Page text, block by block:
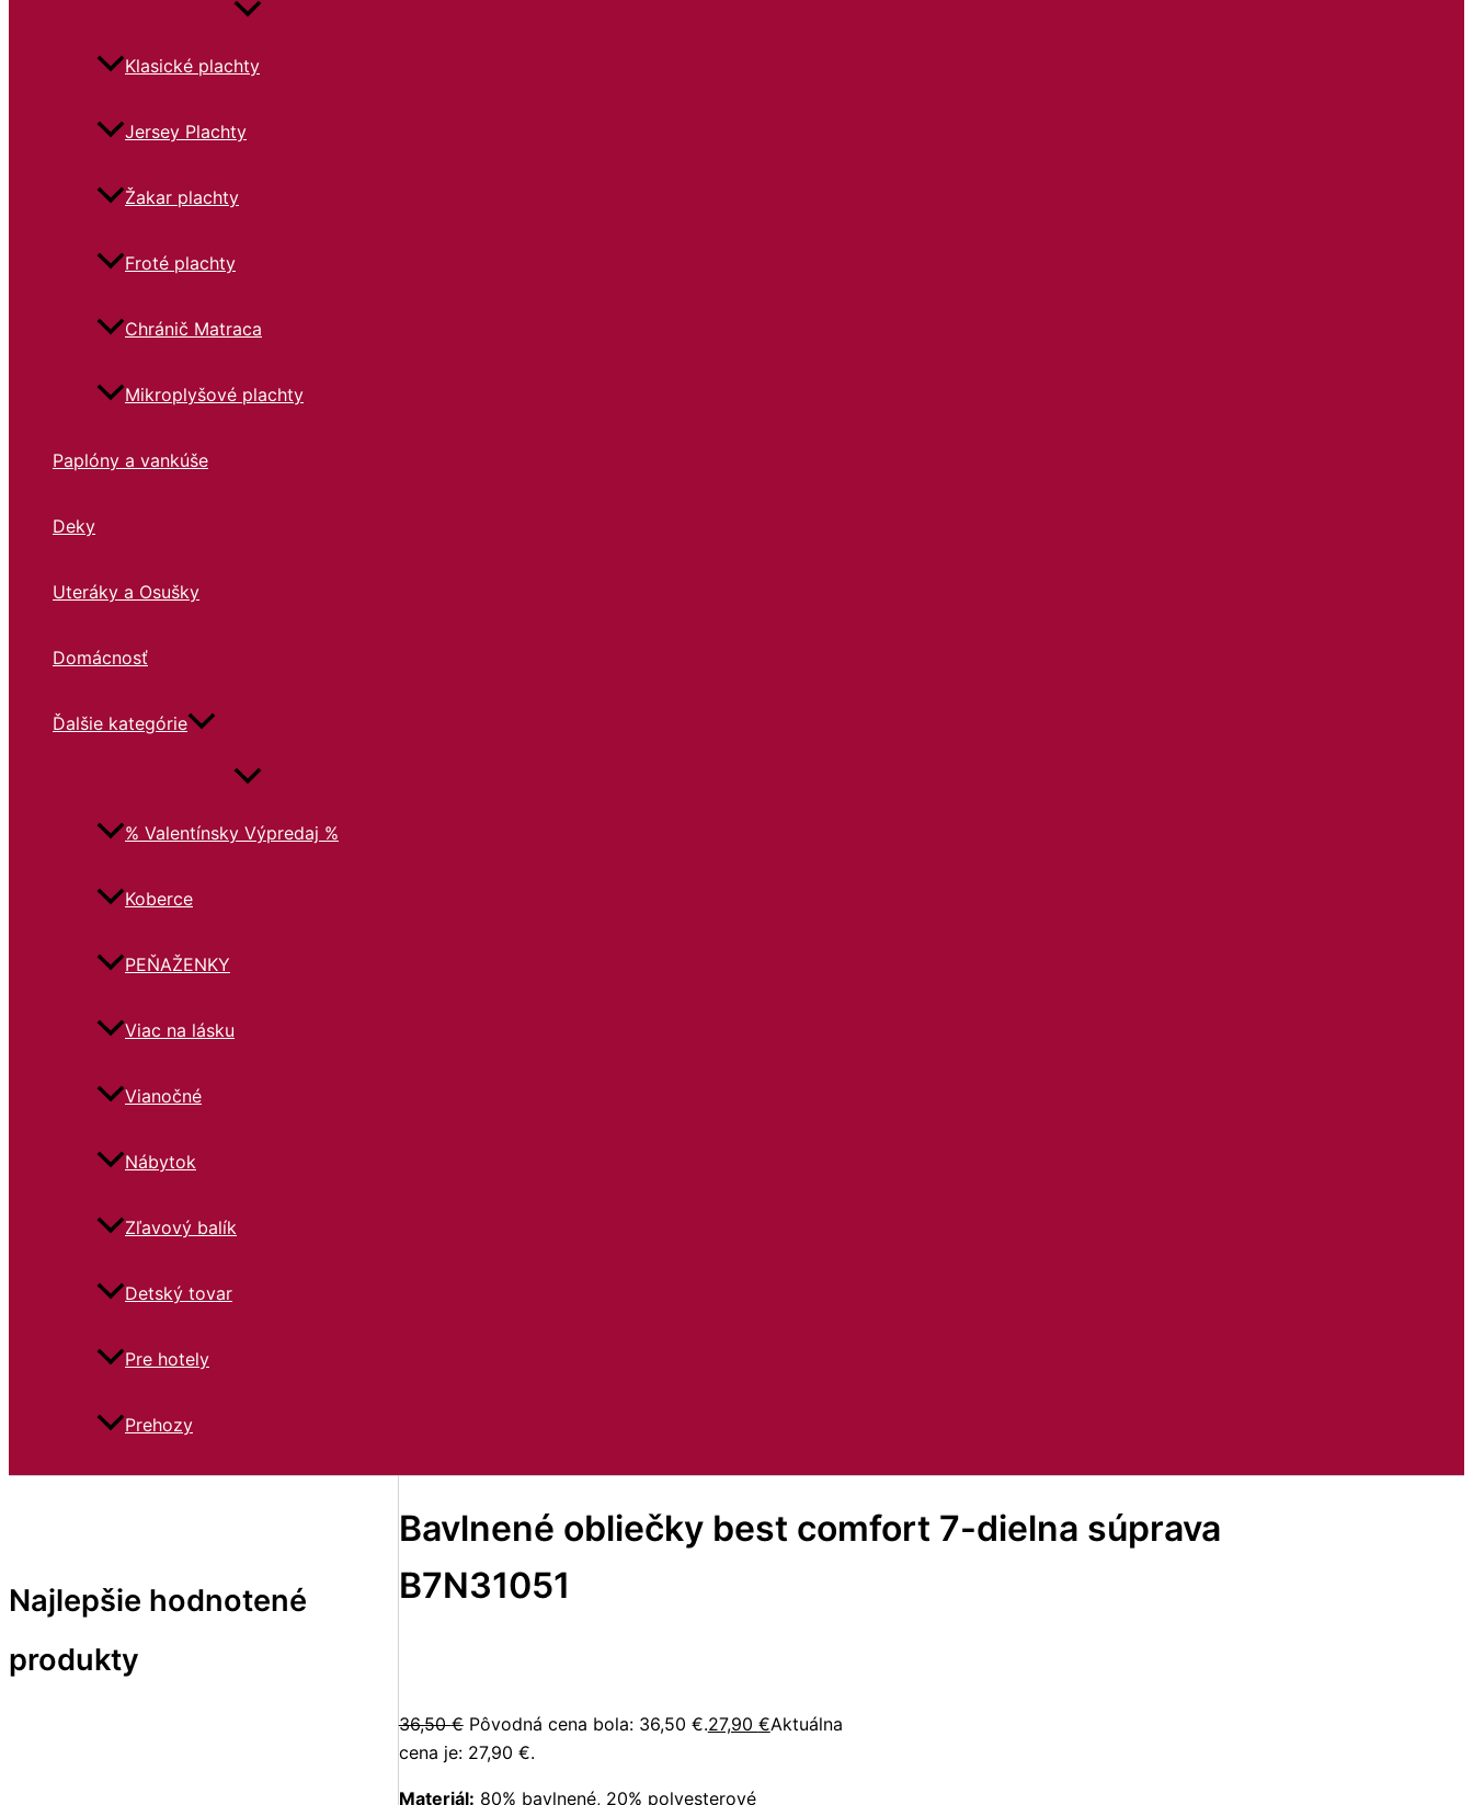
Klasické plachty
Jersey Plachty
Žakar plachty
Froté plachty
Chránič Matraca
Mikroplyšové plachty
Paplóny a vankúše
Deky
Uteráky a Osušky
Domácnosť
Ďalšie kategórie
% Valentínsky Výpredaj %
Koberce
PEŇAŽENKY
Viac na lásku
Vianočné
Nábytok
Zľavový balík
Detský tovar
Pre hotely
Prehozy
Najlepšie hodnotené
produkty
Bavlnené obliečky best comfort 7-dielna súprava
B7N31051
36,50€ Pôvodná cena bola: 36,50 €.27,90 €Aktuálna
cena je: 27,90 €.
Materiál: 80% bavlnené, 20% polyesterové